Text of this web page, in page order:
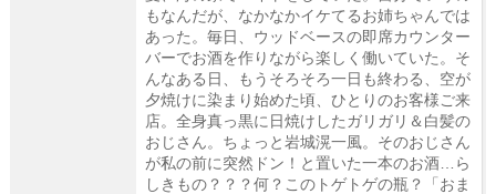
もなんだが、なかなかイケてるお姉ちゃんでは
あった。毎日、ウッドベースの即席カウンター
バーでお酒を作りながら楽しく働いていた。そ
んなある日、もうそろそろ一日も終わる、空が
夕焼けに染まり始めた頃、ひとりのお客様ご来
店。全身真っ黒に日焼けしたガリガリ＆白髪の
おじさん。ちょっと岩城滉一風。そのおじさん
が私の前に突然ドン！と置いた一本のお酒…ら
しきもの？？？何？このトゲトゲの瓶？「おま